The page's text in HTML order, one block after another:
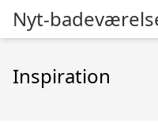
Nyt-
Inspiration